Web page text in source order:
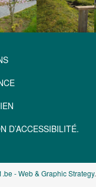
D’ACCESSIBILITÉ.
- Web & Graphic Strategy.